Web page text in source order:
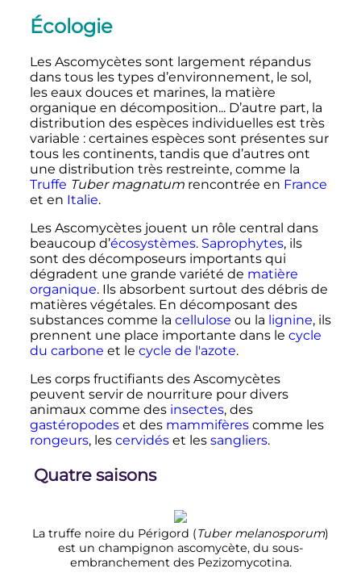
Écologie
Les Ascomycètes sont largement répandus
dans tous les types d’environnement, le sol,
les eaux douces et marines, la matière
organique en décomposition... D’autre part, la
distribution des espèces individuelles est très
variable : certaines espèces sont présentes sur
tous les continents, tandis que d’autres ont
une distribution très restreinte, comme la
Truffe Tuber magnatumrencontrée en France
et en Italie.
Les Ascomycètes jouent un rôle central dans
beaucoup d’écosystèmes. Saprophytes, ils
sont des décomposeurs importants qui
dégradent une grande variété de matière
organique. Ils absorbent surtout des débris de
matières végétales. En décomposant des
substances comme la cellulose ou la lignine, ils
prennent une place importante dans le cycle
du carbone et le cycle de l'azote.
Les corps fructifiants des Ascomycètes
peuvent servir de nourriture pour divers
animaux comme des insectes, des
gastéropodeset des mammifèrescomme les
rongeurs, les cervidéset les sangliers.
Quatre saisons
La truffe noire du Périgord (Tuber melanosporum)
est un champignon ascomycète, du sous-
embranchement des Pezizomycotina.